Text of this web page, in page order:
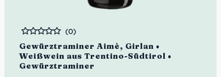
Gewürztraminer Aimè, Girlan •
Weißwein aus Trentino-Südtirol •
Gewürztraminer
Bewertet
(0)